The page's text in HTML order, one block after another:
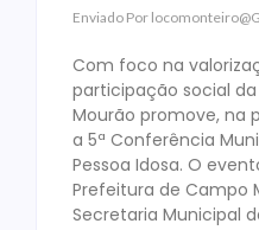
Enviado Por
Com foco na
participação social
Mourão promove, na
a 5ª Conferência
Pessoa Idosa. O
Prefeitura de Campo
Secretaria Municipal